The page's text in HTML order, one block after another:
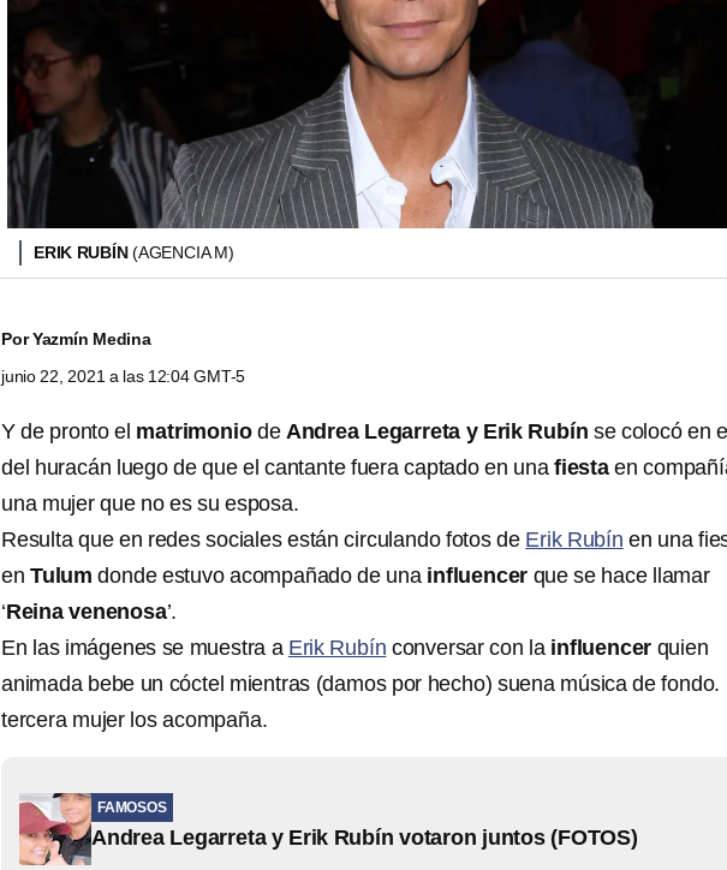
ERIK RUBÍN(AGENCIA M)
PorYazmín Medina
junio 22, 2021 a las 12:04 GMT-5
Y de pronto el matrimoniode Andrea Legarreta y Erik Rubín se colocó en
del huracán luego de que el cantante fuera captado en una fiestaen
una mujer que no es su esposa.
Resulta que en redes sociales están circulando fotos de Erik Rubín en una
en Tulum donde estuvo acompañado de una influencer que se hace llamar
‘Reina venenosa’.
En las imágenes se muestra a Erik Rubín conversar con la influencer quien
animada bebe un cóctel mientras (damos por hecho) suena música de fondo.
tercera mujer los acompaña.
FAMOSOS
Andrea Legarreta y Erik Rubín votaron juntos (FOTOS)